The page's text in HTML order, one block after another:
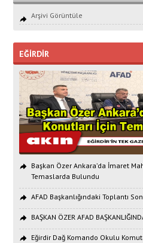
Arşivi Görüntüle
EĞİRDİR
Başkan Özer Ankara’da İmaret
Temaslarda Bulundu
AFAD Başkanlığındaki Toplantı
BAŞKAN ÖZER AFAD
Eğirdir Dağ Komando Okulu